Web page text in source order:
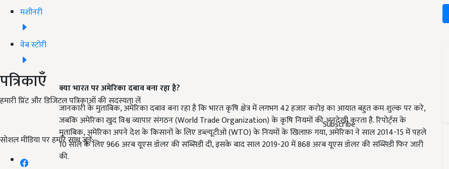
मशीनरी
वेब स्टोरी
पत्रिकाएँ
हमारी प्रिंट और डिजिटल पत्रिकाओं की सदस्यता लें
Subscribe
सोशल मीडिया पर हमारे साथ जुड़ें:
क्या भारत पर अमेरिका दबाव बना रहा है?
जानकारी के मुताबिक, अमेरिका दबाव बना रहा है कि भारत कृषि क्षेत्र में लगभग 42 हजार करोड़ का आयात बहुत कम शुल्क पर करे,
जबकि अमेरिका खुद विश्व व्यापार संगठन (World Trade Organization) के कृषि नियमों की अनदेखी करता है. रिपोर्ट्स के
मुताबिक, अमेरिका अपने देश के किसानों के लिए डब्ल्यूटीओ (WTO) के नियमों के खिलाफ़ गया, अमेरिका ने साल 2014-15 में पहले
10 साल के लिए 966 अरब यूएस डॉलर की सब्सिडी दी, इसके बाद साल 2019-20 में 868 अरब यूएस डॉलर की सब्सिडी फिर जारी
की.